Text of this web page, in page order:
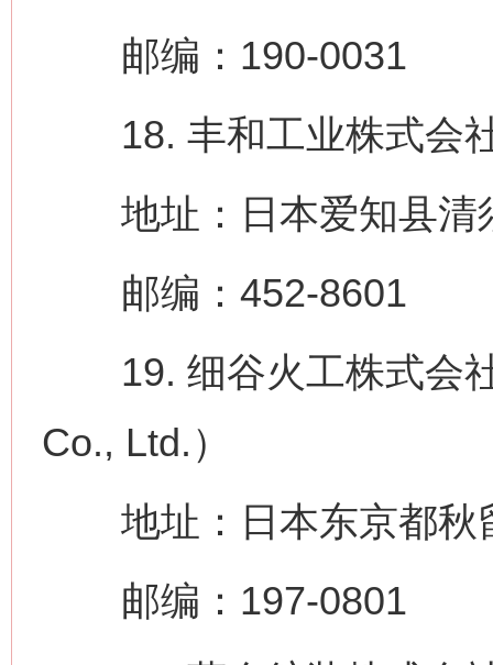
邮编：190-0031
18. 丰和工业株式会社
地址：日本爱知县清
邮编：452-8601
19. 细谷火工株式会社
Co., Ltd.）
地址：日本东京都秋
邮编：197-0801